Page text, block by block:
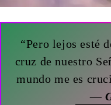
“Pero lejos esté
cruz de nuestro
mundo me es
—